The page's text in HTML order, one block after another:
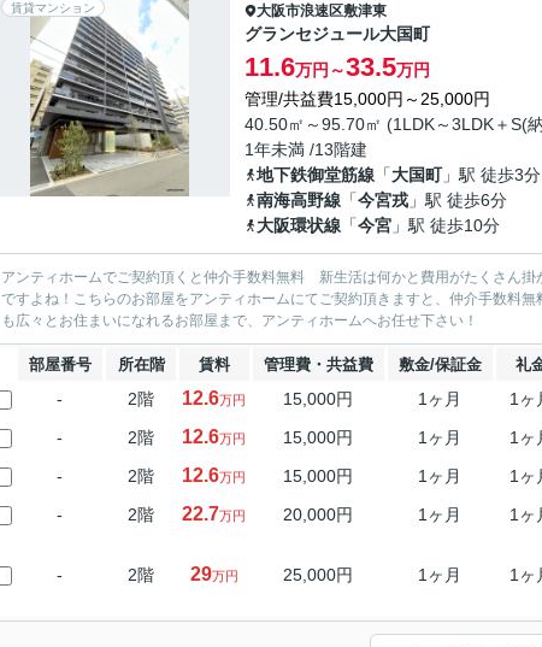
賃貸マンション 大阪市浪速区敷津東
グランセジュール大国町
11.6万円～33.5万円
管理/共益費15,000円～25,000円
40.50㎡～95.70㎡ (1LDK～3LDK＋S(
1年未満 /13階建
地下鉄御堂筋線 「大国町」駅 徒歩3分
南海高野線 「今宮戎 」駅 徒歩6分
大阪環状線 「今宮 」駅 徒歩10分
アンティホームでご契約頂くと仲介手数料無料 新生活は何かと費用がたくさん
ですよね！こちらのお部屋をアンティホームにてご契約頂きますと、仲介手数料
も広々とお住まいになれるお部屋まで、アンティホームへお任せ下さい！
部屋番号 所在階 賃料 管理費・共益費 敷金/保証金 礼
- 2階 12.6万円 15,000円 1ヶ月 1ヶ
- 2階 12.6万円 15,000円 1ヶ月 1ヶ
- 2階 12.6万円 15,000円 1ヶ月 1ヶ
- 2階 22.7万円 20,000円 1ヶ月 1ヶ
- 2階 29万円 25,000円 1ヶ月 1ヶ